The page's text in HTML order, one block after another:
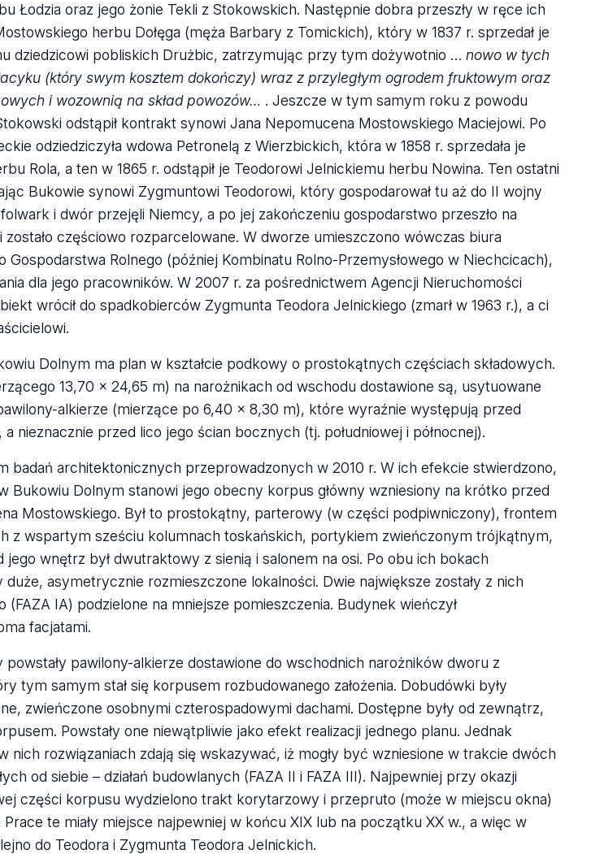
Łodzia oraz jego żonie Tekli z Stokowskich. Następnie dobra przeszły w ręce ich
herbu Dołęga (męża Barbary z Tomickich), który w 1837 r. sprzedał je
dziedzicowi pobliskich Drużbic, zatrzymując przy tym dożywotnio …nowo w tych
(który swym kosztem dokończy) wraz z przyległym ogrodem fruktowym oraz
i wozownią na skład powozów… . Jeszcze w tym samym roku z powodu
odstąpił kontrakt synowi Jana Nepomucena Mostowskiego Maciejowi. Po
odziedziczyła wdowa Petronelą z Wierzbickich, która w 1858 r. sprzedała je
Rola, a ten w 1865 r. odstąpił je Teodorowi Jelnickiemu herbu Nowina. Ten ostatni
Bukowie synowi Zygmuntowi Teodorowi, który gospodarował tu aż do II wojny
i dwór przejęli Niemcy, a po jej zakończeniu gospodarstwo przeszło na
zostało częściowo rozparcelowane. W dworze umieszczono wówczas biura
Gospodarstwa Rolnego (później Kombinatu Rolno-Przemysłowego w Niechcicach),
dla jego pracowników. W 2007 r. za pośrednictwem Agencji Nieruchomości
wrócił do spadkobierców Zygmunta Teodora Jelnickiego (zmarł w 1963 r.), a ci
Dolnym ma plan w kształcie podkowy o prostokątnych częściach składowych.
13,70 x 24,65 m) na narożnikach od wschodu dostawione są, usytuowane
alkierze (mierzące po 6,40 x 8,30 m), które wyraźnie występują przed
nieznacznie przed lico jego ścian bocznych (tj. południowej i północnej).
badań architektonicznych przeprowadzonych w 2010 r. W ich efekcie stwierdzono,
Bukowiu Dolnym stanowi jego obecny korpus główny wzniesiony na krótko przed
Mostowskiego. Był to prostokątny, parterowy (w części podpiwniczony), frontem
z wspartym sześciu kolumnach toskańskich, portykiem zwieńczonym trójkątnym,
wnętrz był dwutraktowy z sienią i salonem na osi. Po obu ich bokach
asymetrycznie rozmieszczone lokalności. Dwie największe zostały z nich
(FAZA IA) podzielone na mniejsze pomieszczenia. Budynek wieńczył
facjatami.
pawilony-alkierze dostawione do wschodnich narożników dworu z
tym samym stał się korpusem rozbudowanego założenia. Dobudówki były
zwieńczone osobnymi czterospadowymi dachami. Dostępne były od zewnątrz,
Powstały one niewątpliwie jako efekt realizacji jednego planu. Jednak
nich rozwiązaniach zdają się wskazywać, iż mogły być wzniesione w trakcie dwóch
od siebie – działań budowlanych (FAZA II i FAZA III). Najpewniej przy okazji
części korpusu wydzielono trakt korytarzowy i przepruto (może w miejscu okna)
te miały miejsce najpewniej w końcu XIX lub na początku XX w., a więc w
do Teodora i Zygmunta Teodora Jelnickich.